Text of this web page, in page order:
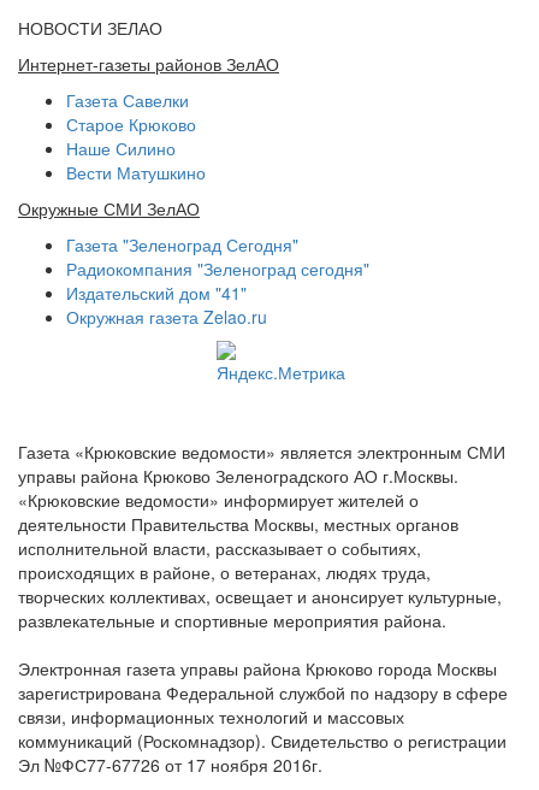
НОВОСТИ ЗЕЛАО
Интернет-газеты районов ЗелАО
Газета Савелки
Старое Крюково
Наше Силино
Вести Матушкино
Окружные СМИ ЗелАО
Газета "Зеленоград Сегодня"
Радиокомпания "Зеленоград сегодня"
Издательский дом "41"
Окружная газета Zelao.ru
Газета «Крюковские ведомости» является электронным СМИ
управы района Крюково Зеленоградского АО г.Москвы.
«Крюковские ведомости» информирует жителей о
деятельности Правительства Москвы, местных органов
исполнительной власти, рассказывает о событиях,
происходящих в районе, о ветеранах, людях труда,
творческих коллективах, освещает и анонсирует культурные,
развлекательные и спортивные мероприятия района.
Электронная газета управы района Крюково города Москвы
зарегистрирована Федеральной службой по надзору в сфере
связи, информационных технологий и массовых
коммуникаций (Роскомнадзор). Свидетельство о регистрации
Эл №ФС77-67726 от 17 ноября 2016г.